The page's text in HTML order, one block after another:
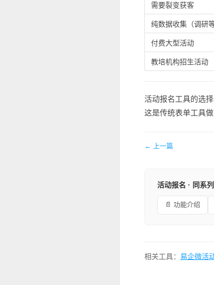
需要裂变获客
纯数据收集（调研等
付费大型活动
教培机构招生活动
活动报名工具的选
这是传统表单工具
← 上一篇
活动报名 · 同系
📄 功能介绍
相关工具： 易企微活